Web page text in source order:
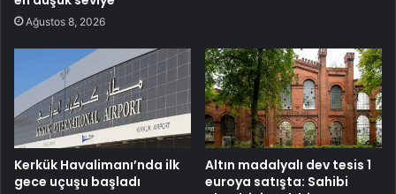
Ağustos 8, 2026
Kerkük Havalimanı’nda ilk
gece uçuşu başladı
Altın madalyalı dev tesis 1
euroya satışta: Sahibi